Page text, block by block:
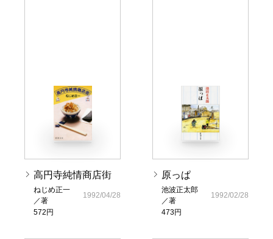
高円寺純情商店街
ねじめ正一
／著
572円
1992/04/28
原っぱ
池波正太郎
／著
473円
1992/02/28